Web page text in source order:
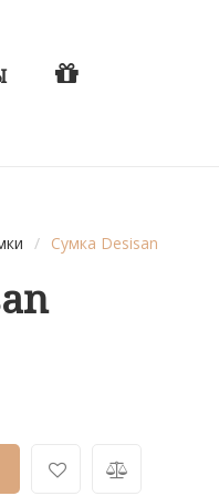
/ Сумка Desisan